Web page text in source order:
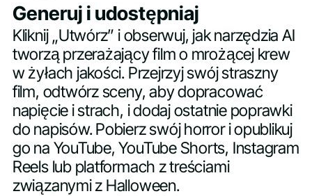
Generuj i udostępniaj
Kliknij „Utwórz” i obserwuj, jak narzędzia AI
tworzą przerażający film o mrożącej krew
w żyłach jakości. Przejrzyj swój straszny
film, odtwórz sceny, aby dopracować
napięcie i strach, i dodaj ostatnie poprawki
do napisów. Pobierz swój horror i opublikuj
go na YouTube, YouTube Shorts, Instagram
Reels lub platformach z treściami
związanymi z Halloween.